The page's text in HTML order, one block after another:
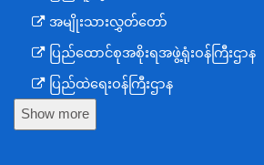
အမျိုးသားလွှတ်တော်
ပြည်ထောင်စုအစိုးရအဖွဲ့ရုံးဝန်ကြီးဌာန
ပြည်ထဲရေးဝန်ကြီးဌာန
ကာကွယ်ရေးဝန်ကြီးဌာန
Show more